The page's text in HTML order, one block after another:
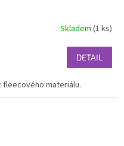
Skladem (1 ks)
DETAIL
materiálu.